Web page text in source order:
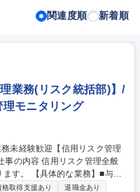
関連度順 新着順
業務(リスク統括部)】/
モニタリング
】■与信
リスクアセット額の算定 ■行
格取得支援あり
退職金あり